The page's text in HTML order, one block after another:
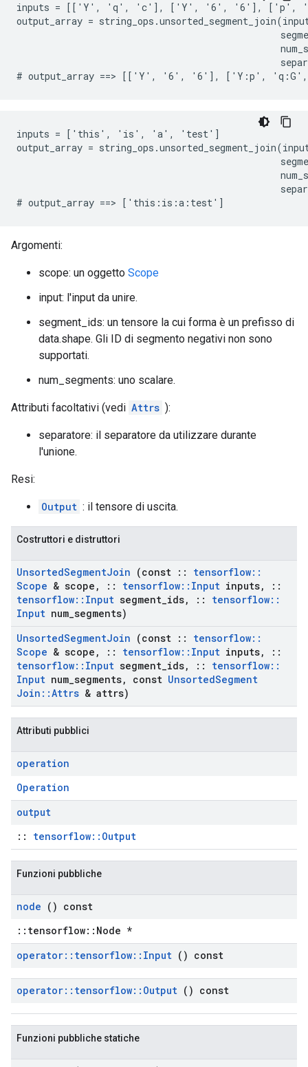
inputs = [['Y', 'q', 'c'], ['Y', '6', '6'], ['p',
output_array =
# output_array ==> [['Y', '6', '6'], ['Y:p',
inputs = ['this', 'is', 'a', 'test']
output_array =
# output_array ==> ['this:is:a:test']
Argomenti:
scope: un oggetto Scope
input: l'input da unire.
segment_ids: un tensore la cui forma è un prefisso di
data.shape. Gli ID di segmento negativi non sono
supportati.
num_segments: uno scalare.
Attributi facoltativi (vedi Attrs ):
separatore: il separatore da utilizzare durante
l'unione.
Resi:
Output : il tensore di uscita.
Costruttori e distruttori
UnsortedSegmentJoin (const :: tensorflow::
Scope & scope , :: tensorflow:: Input inputs,
::
tensorflow:: Input segment ids, :: tensorflow::
Input num segments)
UnsortedSegmentJoin (const :: tensorflow::
Scope & scope , :: tensorflow:: Input inputs,
::
tensorflow:: Input segment ids, :: tensorflow::
Input num segments, const UnsortedSegment
Join ::Attrs & attrs)
Attributi pubblici
operation
Operation
output
:: tensorflow::Output
Funzioni pubbliche
node () const
::tensorflow::Node *
operator:: tensorflow:: Input () const
operator:: tensorflow:: Output () const
Funzioni pubbliche statiche